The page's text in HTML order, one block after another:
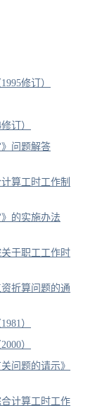
修订）
订）
》问题解答
算工时工作制
的实施办法
于职工工作时
折算问题的通
）
）
问题的请示》
计算工时工作